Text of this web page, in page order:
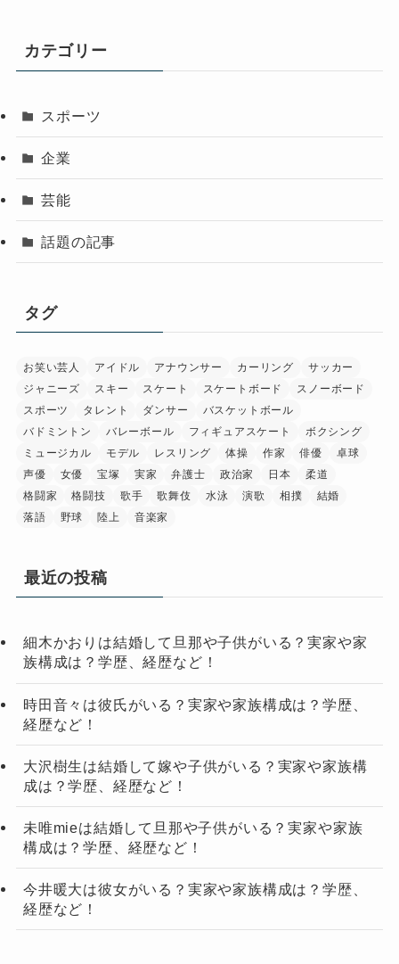
カテゴリー
スポーツ
企業
芸能
話題の記事
タグ
お笑い芸人 アイドル アナウンサー カーリング
サッカー
ジャニーズ
スキー スケート スケートボード
スノーボード
スポーツ
タレント ダンサー
バスケットボール
バドミントン
バレーボール フィギュアスケート
ボクシング
ミュージカル
モデル レスリング 体操 作家 俳優
卓球
声優
女優 宝塚 実家 弁護士 政治家 日本
柔道
格闘家
格闘技 歌手 歌舞伎 水泳 演歌 相撲
結婚
落語
野球 陸上 音楽家
最近の投稿
細木かおりは結婚して旦那や子供がいる？実家や家
族構成は？学歴、経歴など！
時田音々は彼氏がいる？実家や家族構成は？学歴、
経歴など！
大沢樹生は結婚して嫁や子供がいる？実家や家族構
成は？学歴、経歴など！
未唯mieは結婚して旦那や子供がいる？実家や家族
構成は？学歴、経歴など！
今井暖大は彼女がいる？実家や家族構成は？学歴、
経歴など！